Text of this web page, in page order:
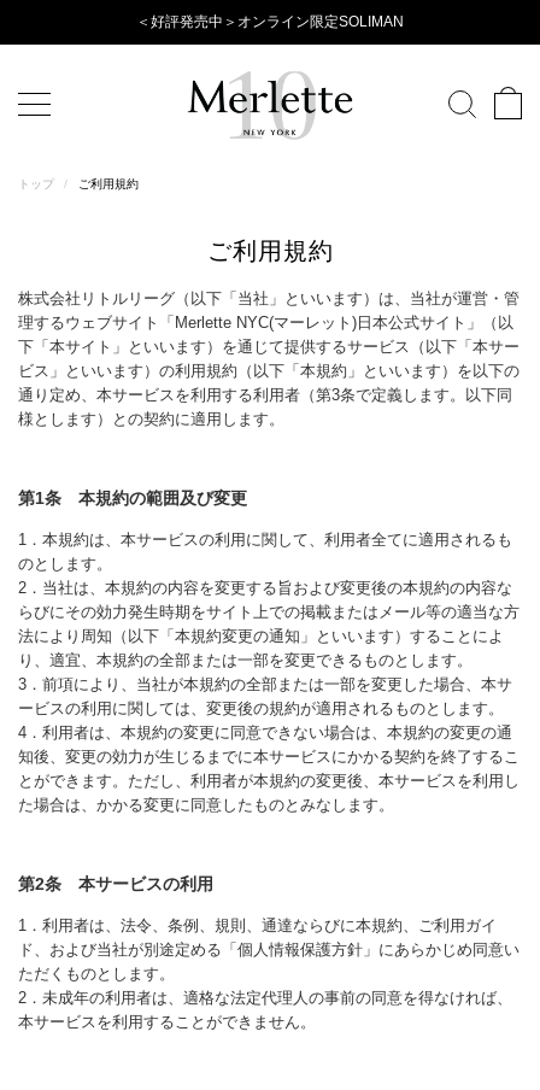
＜好評発売中＞オンライン限定SOLIMAN
Wear
Collection
トップ / ご利用規約
ご利用規約
株式会社リトルリーグ（以下「当社」といいます）は、当社が運営・管
理するウェブサイト「Merlette NYC(マーレット)日本公式サイト」（以
下「本サイト」といいます）を通じて提供するサービス（以下「本サー
ビス」といいます）の利用規約（以下「本規約」といいます）を以下の
通り定め、本サービスを利用する利用者（第3条で定義します。以下同
様とします）との契約に適用します。
第1条 本規約の範囲及び変更
1．本規約は、本サービスの利用に関して、利用者全てに適用されるも
のとします。
2．当社は、本規約の内容を変更する旨および変更後の本規約の内容な
らびにその効力発生時期をサイト上での掲載またはメール等の適当な方
法により周知（以下「本規約変更の通知」といいます）することによ
り、適宜、本規約の全部または一部を変更できるものとします。
3．前項により、当社が本規約の全部または一部を変更した場合、本サ
ービスの利用に関しては、変更後の規約が適用されるものとします。
4．利用者は、本規約の変更に同意できない場合は、本規約の変更の通
知後、変更の効力が生じるまでに本サービスにかかる契約を終了するこ
とができます。ただし、利用者が本規約の変更後、本サービスを利用し
た場合は、かかる変更に同意したものとみなします。
第2条 本サービスの利用
1．利用者は、法令、条例、規則、通達ならびに本規約、ご利用ガイ
ド、および当社が別途定める「個人情報保護方針」にあらかじめ同意い
ただくものとします。
2．未成年の利用者は、適格な法定代理人の事前の同意を得なければ、
本サービスを利用することができません。